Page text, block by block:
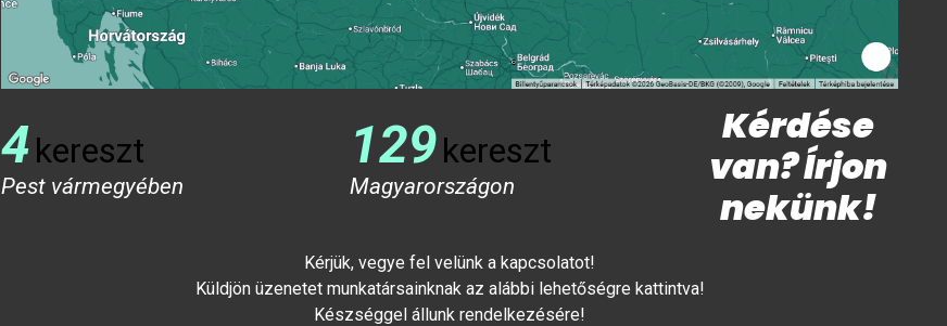
4kereszt
Pest vármegyében
129kereszt
Magyarországon
Kérdése
van? Írjon
nekünk!
Kérjük, vegye fel velünk a kapcsolatot!
Küldjön üzenetet munkatársainknak az alábbi lehetőségre kattintva!
Készséggel állunk rendelkezésére!